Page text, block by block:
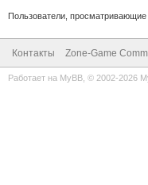
Пользователи, просматривающие
Контакты Zone-Game
Работает на MyBB , © 2002-2026